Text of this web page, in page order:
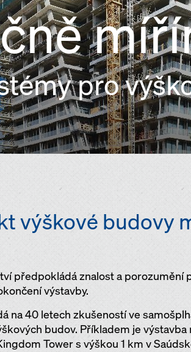
pro
výškové budovy
předpokládá znalost a
výstavby.
na 40 letech zkušeností ve
budov. Příkladem je
Tower s výškou 1 km v